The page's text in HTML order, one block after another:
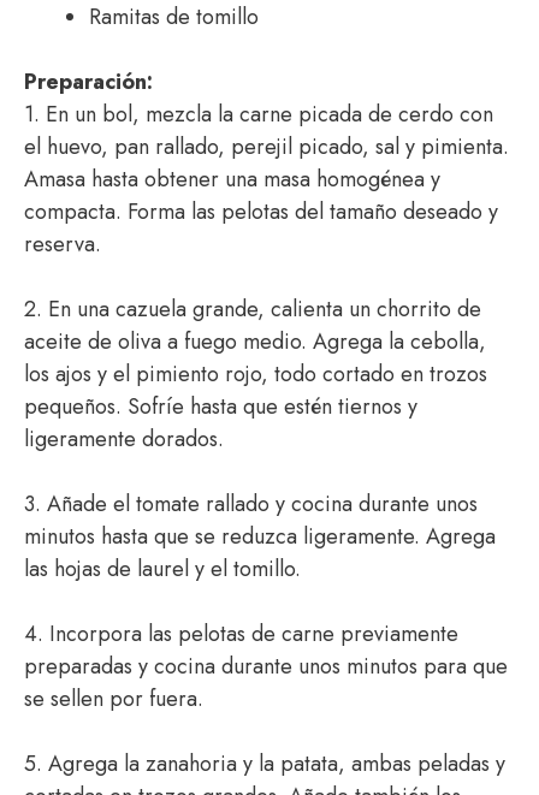
Ramitas de tomillo
Preparación:
1. En un bol, mezcla la carne picada de cerdo con
el huevo, pan rallado, perejil picado, sal y pimienta.
Amasa hasta obtener una masa homogénea y
compacta. Forma las pelotas del tamaño deseado y
reserva.
2. En una cazuela grande, calienta un chorrito de
aceite de oliva a fuego medio. Agrega la cebolla,
los ajos y el pimiento rojo, todo cortado en trozos
pequeños. Sofríe hasta que estén tiernos y
ligeramente dorados.
3. Añade el tomate rallado y cocina durante unos
minutos hasta que se reduzca ligeramente. Agrega
las hojas de laurel y el tomillo.
4. Incorpora las pelotas de carne previamente
preparadas y cocina durante unos minutos para que
se sellen por fuera.
5. Agrega la zanahoria y la patata, ambas peladas y